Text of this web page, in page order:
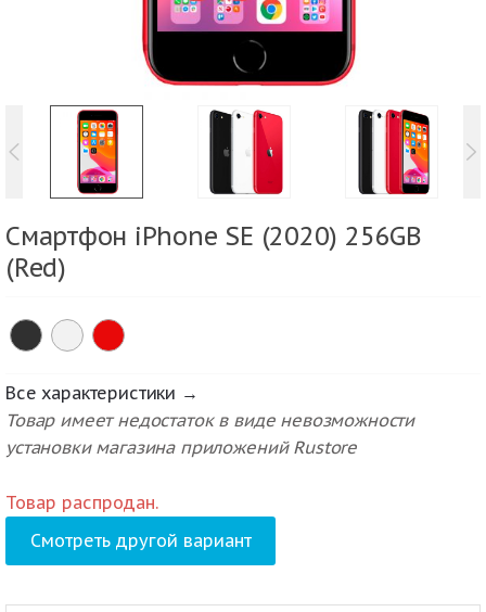
Смартфон iPhone SE (2020) 256GB
(Red)
Все характеристики →
Товар имеет недостаток в виде невозможности
установки магазина приложений Rustore
Товар распродан.
Смотреть другой вариант